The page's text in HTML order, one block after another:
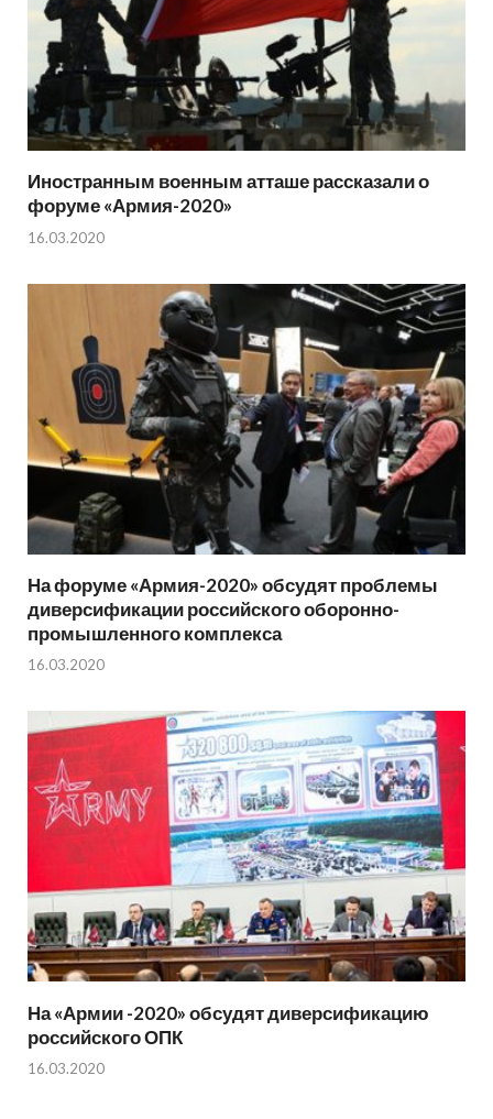
Иностранным военным атташе рассказали о
форуме «Армия-2020»
16.03.2020
На форуме «Армия-2020» обсудят проблемы
диверсификации российского оборонно-
промышленного комплекса
16.03.2020
На «Армии -2020» обсудят диверсификацию
российского ОПК
16.03.2020